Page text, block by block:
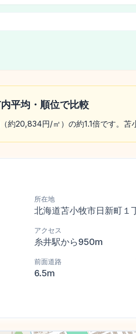
平均・順位で比較
20,834円/㎡）の約1.1倍です。苫
所在地
北海道苫小牧市日新町１
アクセス
糸井駅から950m
前面道路
6.5m